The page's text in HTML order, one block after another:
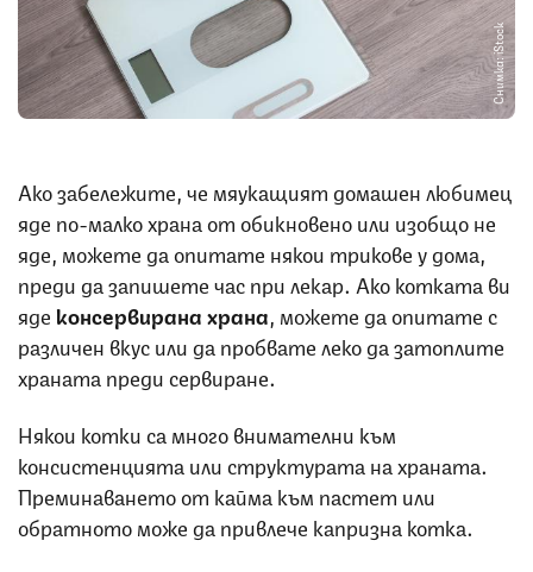
Снимка: iStock
Ако забележите, че мяукащият домашен любимец
яде по-малко храна от обикновено или изобщо не
яде, можете да опитате някои трикове у дома,
преди да запишете час при лекар. Ако котката ви
яде консервирана храна , можете да опитате с
различен вкус или да пробвате леко да затоплите
храната преди сервиране.
Някои котки са много внимателни към
консистенцията или структурата на храната.
Преминаването от кайма към пастет или
обратното може да привлече капризна котка.